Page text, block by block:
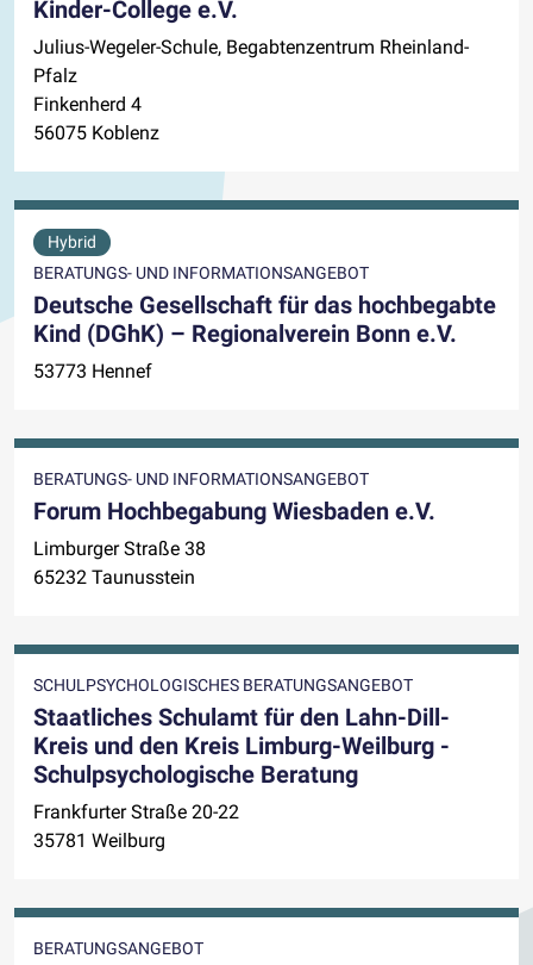
Kinder-College e.V.
Julius-Wegeler-Schule, Begabtenzentrum Rheinland-
Pfalz
Finkenherd 4
56075 Koblenz
Hybrid
BERATUNGS- UND INFORMATIONSANGEBOT
Deutsche Gesellschaft für das hochbegabte
Kind (DGhK) – Regionalverein Bonn e.V.
53773 Hennef
BERATUNGS- UND INFORMATIONSANGEBOT
Forum Hochbegabung Wiesbaden e.V.
Limburger Straße 38
65232 Taunusstein
SCHULPSYCHOLOGISCHES BERATUNGSANGEBOT
Staatliches Schulamt für den Lahn-Dill-
Kreis und den Kreis Limburg-Weilburg -
Schulpsychologische Beratung
Frankfurter Straße 20-22
35781 Weilburg
BERATUNGSANGEBOT